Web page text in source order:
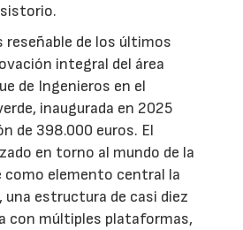
reseñable de los últimos
integral del área
de Ingenieros en el
inaugurada en 2025
de 398.000 euros. El
en torno al mundo de la
como elemento central la
una estructura de casi diez
con múltiples plataformas,